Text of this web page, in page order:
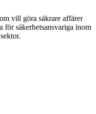
vill göra säkrare affärer
för säkerhets­ansvariga inom